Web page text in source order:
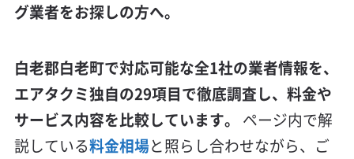
グ業者をお探しの方へ。
白老郡白老町で対応可能な全1社の業者情報を、
エアタクミ独自の29項目で徹底調査し、料金や
サービス内容を比較しています。
ページ内で解
説している料金相場と照らし合わせながら、ご